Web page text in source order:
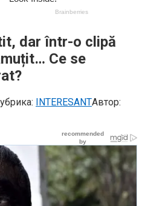
dar într-o clipă
Ce se
INTERESANTАвтор: